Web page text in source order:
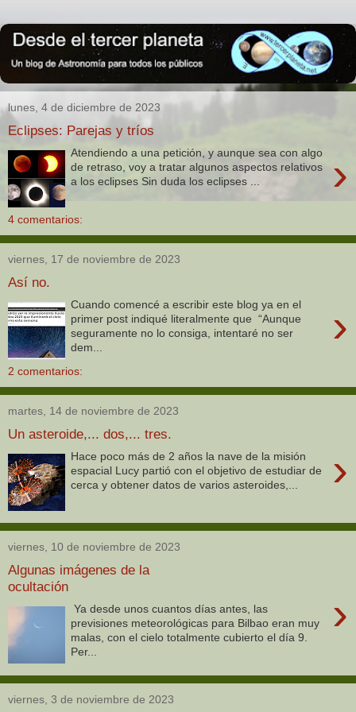
lunes, 4 de diciembre de 2023
Eclipses: Parejas y tríos
›
Atendiendo a una petición, y aunque sea con algo
de retraso, voy a tratar algunos aspectos relativos
a los eclipses Sin duda los eclipses ...
4 comentarios:
viernes, 17 de noviembre de 2023
Así no.
›
Cuando comencé a escribir este blog ya en el
primer post indiqué literalmente que “Aunque
seguramente no lo consiga, intentaré no ser
dem...
2 comentarios:
martes, 14 de noviembre de 2023
Un asteroide,... dos,... tres.
›
Hace poco más de 2 años la nave de la misión
espacial Lucy partió con el objetivo de estudiar de
cerca y obtener datos de varios asteroides,...
viernes, 10 de noviembre de 2023
Algunas imágenes de la
ocultación
›
Ya desde unos cuantos días antes, las
previsiones meteorológicas para Bilbao eran muy
malas, con el cielo totalmente cubierto el día 9.
Per...
viernes, 3 de noviembre de 2023